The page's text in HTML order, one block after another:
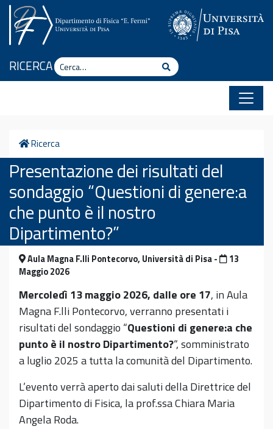
Vai al contenuto
RICERCACerca Cerca
Home
Ricerca
Presentazione dei risultati del
sondaggio “Questioni di genere:a
che punto è il nostro
Dipartimento?”
Aula Magna F.lli Pontecorvo, Università di Pisa -
13
Maggio 2026
Mercoledì 13 maggio 2026, dalle ore 17, in Aula
Magna F.lli Pontecorvo, verranno presentati i
risultati del sondaggio “Questioni di genere:a che
punto è il nostro Dipartimento?“, somministrato
a luglio 2025 a tutta la comunità del Dipartimento.
L’evento verrà aperto dai saluti della Direttrice del
Dipartimento di Fisica, la prof.ssa Chiara Maria
Angela Roda.